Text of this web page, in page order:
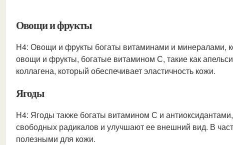
Овощи и фрукты
H4: Овощи и фрукты богаты витаминами и минералами,
овощи и фрукты, богатые витамином С, такие как
коллагена, который обеспечивает эластичность кожи.
Ягоды
H4: Ягоды также богаты витамином С и
свободных радикалов и улучшают ее внешний вид. В
полезными для кожи.